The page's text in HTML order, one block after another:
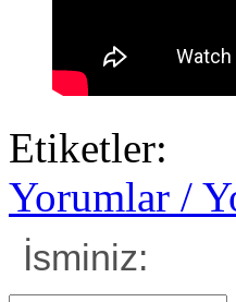
Etiketler:
Yorumlar /
İsminiz: